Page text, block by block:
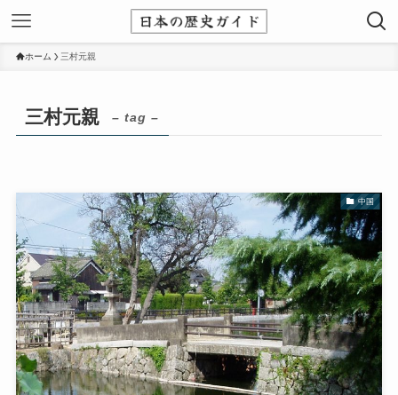
ホーム 三村元親
三村元親 – tag –
中国